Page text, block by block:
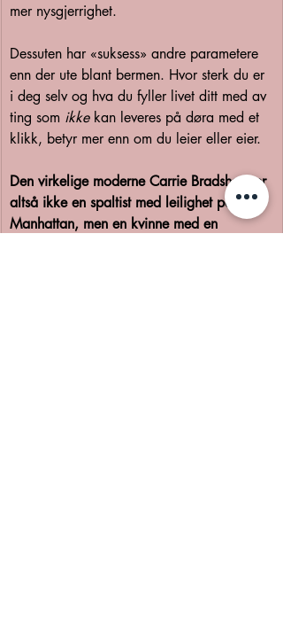
mer nysgjerrighet.
Dessuten har «suksess» andre parametere
enn der ute blant bermen. Hvor sterk du er
i deg selv og hva du fyller livet ditt med av
ting som ikke kan leveres på døra med et
klikk, betyr mer enn om du leier eller eier.
Den virkelige moderne Carrie Bradshaw er
altså ikke en spaltist med leilighet på
Manhattan, men en kvinne med en